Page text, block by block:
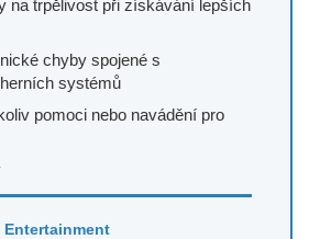
na trpělivost při získávání lepších
chyby spojené s
systémů
pomoci nebo navádění pro
Entertainment